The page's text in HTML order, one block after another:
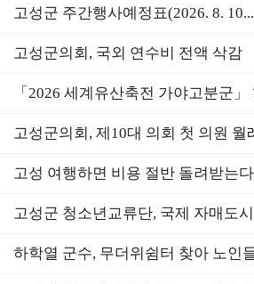
고성군 주간행사예정표(2026. 8.
고성군의회, 국외 연수비 전액 삭감
「2026 세계유산축전 가야고분군
고성군의회, 제10대 의회 첫 의원 월
고성 여행하면 비용 절반 돌려받는다
고성군 청소년교류단, 국제 자매도
하학열 군수, 무더위쉼터 찾아 노인